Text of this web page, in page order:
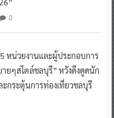
0
หน่วยงานและผู้ประกอบการ
ยๆสไตล์ชลบุรี” หวังดึงดูดนัก
ะกระตุ้นการท่องเที่ยวชลบุรี